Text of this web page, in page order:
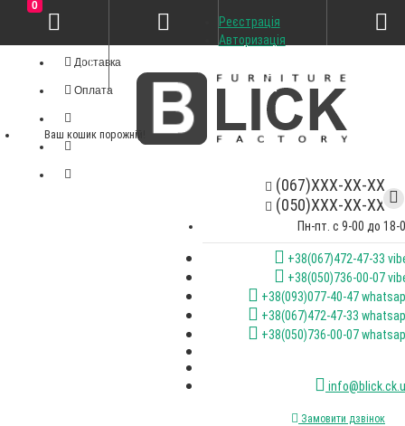
Доставка
Оплата
(067)XXX-XX-XX
(050)XXX-XX-XX
Пн-пт. с 9-00 до 18-
+38(067)472-47-33
+38(050)736-00-07
+38(093)077-40-47
+38(067)472-47-33
+38(050)736-00-07
Замовити дзвінок
Реєстрація
Авторизація
0
Ваш кошик порожній!